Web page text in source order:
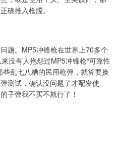
确推入枪膛。
题。MP5冲锋枪在世界上70多个
没有人抱怨过MP5冲锋枪“可靠性
乱七八糟的民用枪弹，就算要换
测试，确认没问题了才配发使
子弹我不买不就行了！